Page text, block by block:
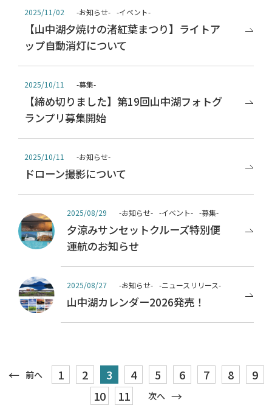
2025/11/02 -お知らせ- -イベント-
【山中湖夕焼けの渚紅葉まつり】ライトア
ップ自動消灯について
2025/10/11 -募集-
【締め切りました】第19回山中湖フォトグ
ランプリ募集開始
2025/10/11 -お知らせ-
ドローン撮影について
2025/08/29 -お知らせ- -イベント- -募集-
夕涼みサンセットクルーズ特別便
運航のお知らせ
2025/08/27 -お知らせ- -ニュースリリース-
山中湖カレンダー2026発売！
前へ 1 2 3 4 5 6 7 8
9
10
11 次へ